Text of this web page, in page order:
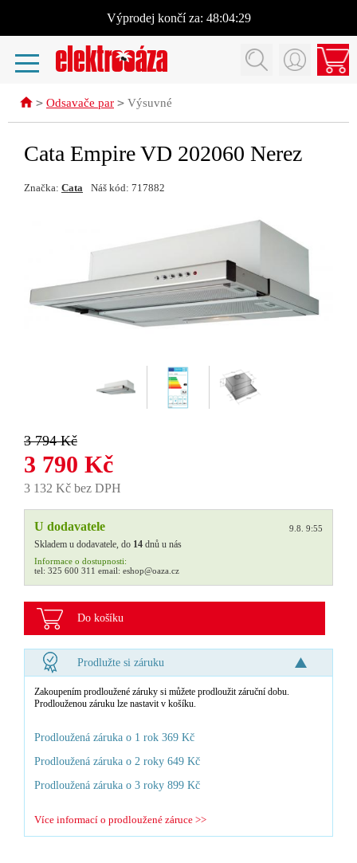
Výprodej končí za: 48:04:29
> Odsavače par > Výsuvné
Cata Empire VD 202060 Nerez
Značka: Cata Náš kód: 717882
3 794 Kč
3 790 Kč
3 132 Kč bez DPH
U dodavatele 9.8. 9:55
Skladem u dodavatele, do 14 dnů u nás
Informace o dostupnosti:
tel: 325 600 311 email: eshop@oaza.cz
Do košíku
Prodlužte si záruku
Zakoupením prodloužené záruky si můžete prodloužit záruční dobu.
Prodlouženou záruku lze nastavit v košíku.
Prodloužená záruka o 1 rok 369 Kč
Prodloužená záruka o 2 roky 649 Kč
Prodloužená záruka o 3 roky 899 Kč
Více informací o prodloužené záruce >>